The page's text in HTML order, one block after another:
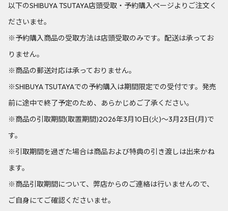
以下のSHIBUYA TSUTAYA店頭受取・予約購入ページよりご注文く
ださいませ。
※予約購入商品の受取方法は店頭受取のみです。配送は承ってお
りません。
※商品の郵送対応は承っておりません。
※SHIBUYA TSUTAYAでの予約購入は期間限定での受付です。発売
前に途中で終了予定のため、あらかじめご了承ください。
※商品の引取期間(取置期間)2026年3月10日(火)～3月23日(月)で
す。
※引取期間を過ぎた場合は商品および特典の引き渡しは出来かね
ます。
※商品引取期間について、弊店からのご連絡は行いませんので、
ご自身にてご確認くださいませ。